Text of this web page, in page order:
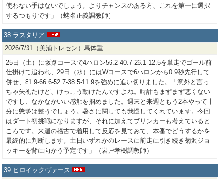
使わない手はないでしょう。よりチャンスのある方、これを第一に選択
するつもりです」（蛯名正義調教師）
38.ラスタリア
2026/7/31（美浦トレセン）馬体重:
25日（土）に坂路コースで4ハロン56.2-40.7-26.1-12.5を単走でゴール前
仕掛けて追われ、29日（水）にはWコースで6ハロンから0.9秒先行して
併せ、81.9-66.6-52.7-38.5-11.9を強めに追い切りました。「意外と言っ
ちゃ失礼だけど、けっこう動けたんですよね。時計もまずまず悪くない
ですし、なかなかいい感触を掴めました。週末と来週ともう2本やって十
分に態勢は整うでしょう。暑さに関しても我慢してくれています。今回
はダート初挑戦になりますが、それに加えてブリンカーも考えていると
ころです。来週の稽古で着用して反応を見てみて、本番でどうするかを
最終的に判断します。土日いずれかのレースに前走に引き続き菊沢ジョ
ッキーを背に向かう予定です」（岩戸孝樹調教師）
39.ヒロイックヴァース